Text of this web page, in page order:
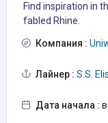
Find inspiration in
fabled Rhine.
Компания :
Лайнер : S.S.
Дата начала :